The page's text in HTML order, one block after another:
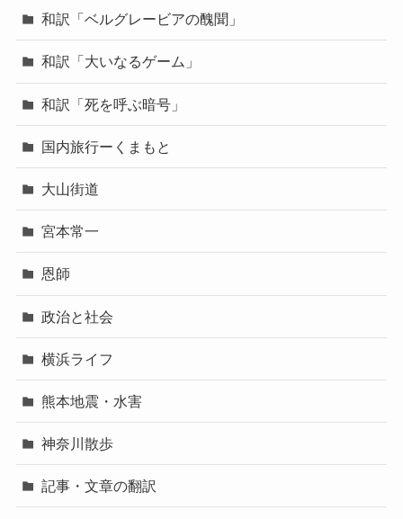
和訳「ベルグレービアの醜聞」
和訳「大いなるゲーム」
和訳「死を呼ぶ暗号」
国内旅行ーくまもと
大山街道
宮本常一
恩師
政治と社会
横浜ライフ
熊本地震・水害
神奈川散歩
記事・文章の翻訳